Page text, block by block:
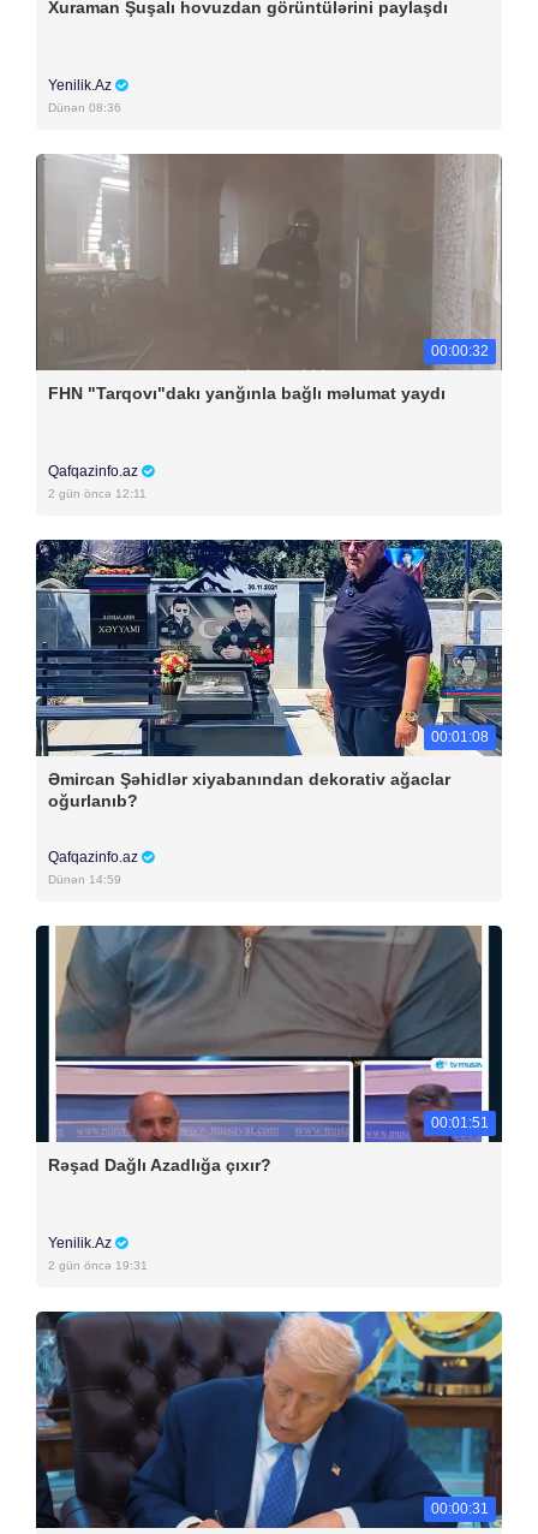
Xuraman Şuşalı hovuzdan görüntülərini paylaşdı
Yenilik.Az
Dünən 08:36
00:00:32
FHN "Tarqovı"dakı yanğınla bağlı məlumat yaydı
Qafqazinfo.az
2 gün öncə 12:11
00:01:08
Əmircan Şəhidlər xiyabanından dekorativ ağaclar
oğurlanıb?
Qafqazinfo.az
Dünən 14:59
00:01:51
Rəşad Dağlı Azadlığa çıxır?
Yenilik.Az
2 gün öncə 19:31
00:00:31